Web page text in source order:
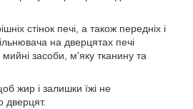
стінок печі, а також передніх і
на дверцятах печі
мийні засоби, м'яку тканину та
жир і залишки їжі не
дверцят.